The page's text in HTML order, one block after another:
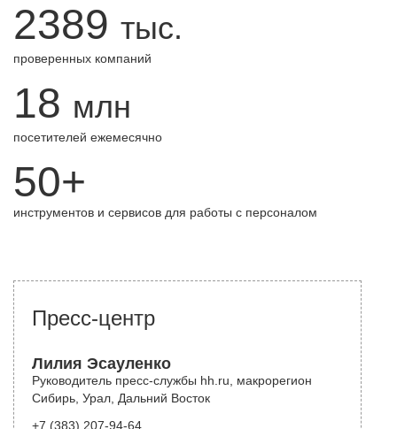
2389 тыс.
проверенных компаний
18 млн
посетителей ежемесячно
50+
инструментов и сервисов для работы с персоналом
Пресс-центр
Лилия Эсауленко
Руководитель пресс-службы hh.ru, макрорегион
Сибирь, Урал, Дальний Восток
+7 (383) 207-94-64